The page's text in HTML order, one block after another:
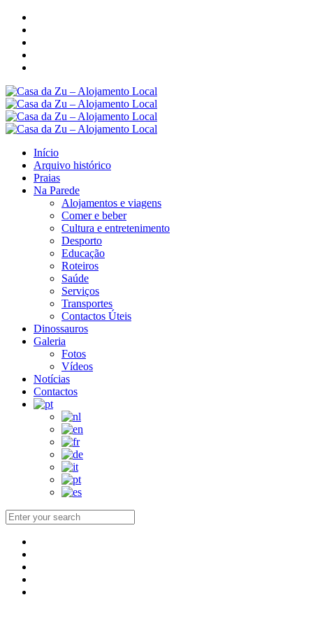
Início
Arquivo histórico
Praias
Na Parede
Alojamentos e viagens
Comer e beber
Cultura e entretenimento
Desporto
Educação
Roteiros
Saúde
Serviços
Transportes
Contactos Úteis
Dinossauros
Galeria
Fotos
Vídeos
Notícias
Contactos